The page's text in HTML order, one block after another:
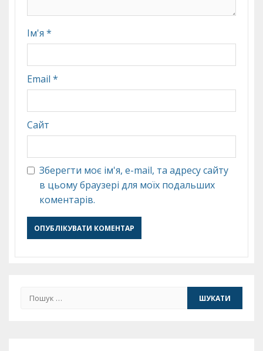
Ім'я *
Email *
Сайт
Зберегти моє ім'я, e-mail, та адресу сайту
в цьому браузері для моїх подальших
коментарів.
Пошук: